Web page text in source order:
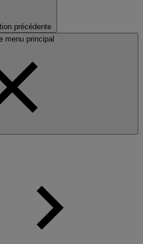
précédente
menu principal